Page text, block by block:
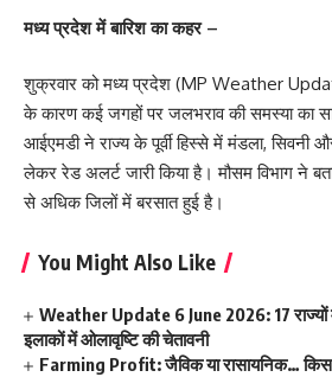
मध्य प्रदेश में बारिश का कहर –
शुक्रवार को मध्य प्रदेश (MP Weather
के कारण कई जगहों पर जलभराव की समस्या का
आईएमडी ने राज्य के पूर्वी हिस्से में मंडला, सिवनी
लेकर रेड अलर्ट जारी किया है। मौसम विभाग ने
से अधिक जिलों में बरसात हुई है।
You Might Also Like
Weather Update 6 June 2026: 17 राज्यों
इलाकों में ओलावृष्टि की चेतावनी
Farming Profit: जैविक या रासायनिक…